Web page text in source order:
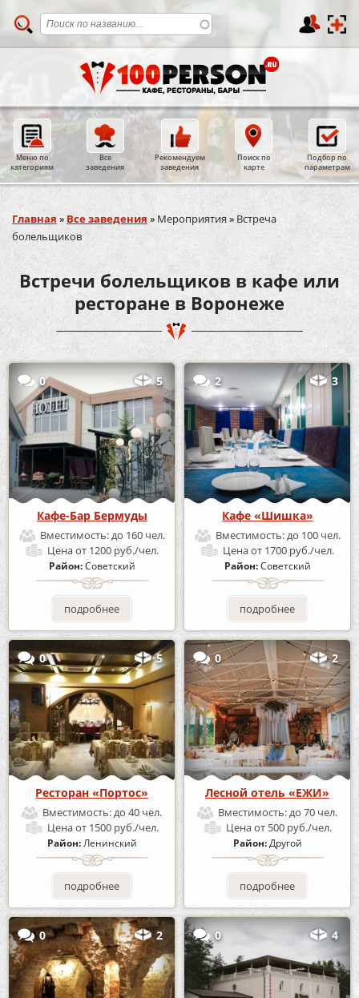
Меню по
категориям
Все
заведения
Рекомендуем
заведения
Поиск по
карте
Подбор по
параметрам
Вы здесь
Главная » Все заведения » Мероприятия» Встреча
болельщиков
Встречи болельщиков в кафе или
ресторане в Воронеже
0 5
Кафе-Бар Бермуды
Вместимость:до 160 чел.
Ценаот 1200 руб./чел.
Район:Советский
подробнее
2 3
Кафе «Шишка»
Вместимость:до 100 чел.
Ценаот 1700 руб./чел.
Район:Советский
подробнее
0 5
Ресторан «Портос»
Вместимость:до 40 чел.
Ценаот 1500 руб./чел.
Район:Ленинский
подробнее
0 2
Лесной отель «ЕЖИ»
Вместимость:до 70 чел.
Ценаот 500 руб./чел.
Район:Другой
подробнее
0 2 0 4